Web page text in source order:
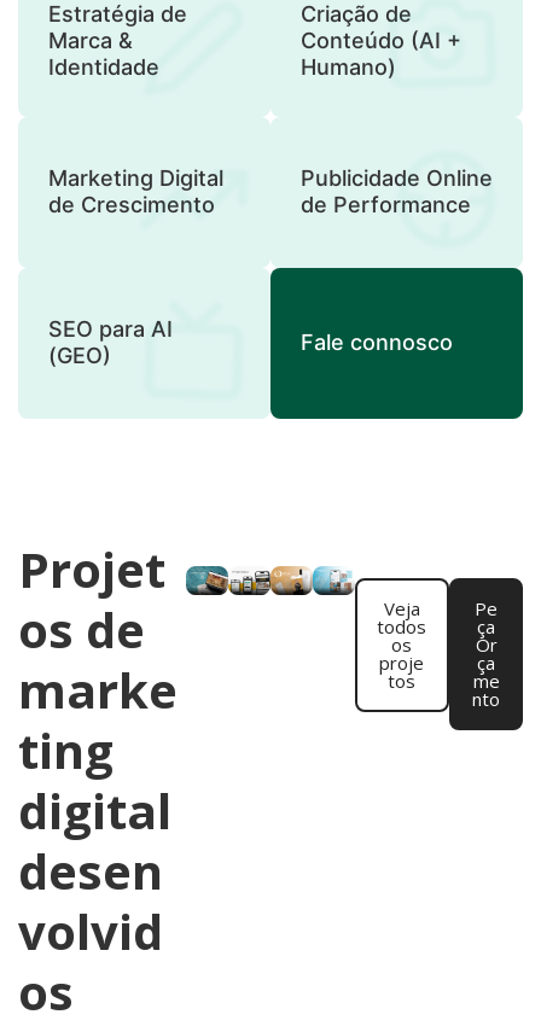
Estratégia de
Marca &
Identidade
Criação de
Conteúdo (AI +
Humano)
Marketing Digital
de Crescimento
Publicidade Online
de Performance
SEO para AI
(GEO)
Fale connosco
Projet
os de
marke
ting
digital
desen
volvid
os
Veja
todos
os
proje
tos
Pe
ça
Or
ça
me
nto